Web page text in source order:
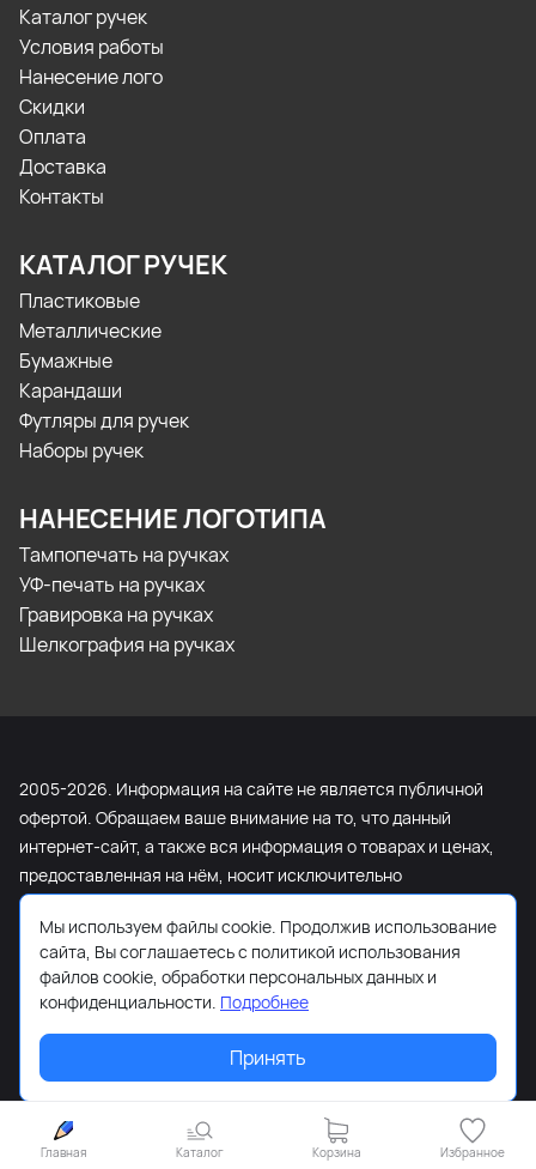
Каталог ручек
Условия работы
Нанесение лого
Скидки
Оплата
Доставка
Контакты
КАТАЛОГ РУЧЕК
Пластиковые
Металлические
Бумажные
Карандаши
Футляры для ручек
Наборы ручек
НАНЕСЕНИЕ ЛОГОТИПА
Тампопечать на ручках
УФ-печать на ручках
Гравировка на ручках
Шелкография на ручках
2005-2026. Информация на сайте не является публичной
офертой. Обращаем ваше внимание на то, что данный
интернет-сайт, а также вся информация о товарах и ценах,
предоставленная на нём, носит исключительно
информационный характер и ни при каких условиях не
является публичной офертой, определяемой положениями
Статьи 437 Гражданского кодекса Российской Федерации.
Для получения подробной информации о наличии и
стоимости указанных товаров и (или) услуг, пожалуйста,
обращайтесь к менеджеру сайта с помощью специальной
формы связи или по телефону +7 (495) 103-13-42.
Главная Каталог Корзина Избранное
Мы используем файлы cookie. Продолжив использование
сайта, Вы соглашаетесь с политикой использования
файлов cookie, обработки персональных данных и
конфиденциальности. Подробнее
Принять